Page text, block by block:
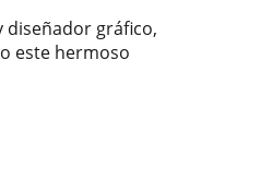
diseñador gráfico,
este hermoso